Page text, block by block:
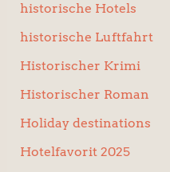
historische Hotels
historische Luftfahrt
Historischer Krimi
Historischer Roman
Holiday destinations
Hotelfavorit 2025